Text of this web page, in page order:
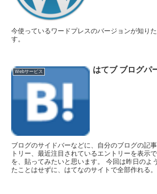
今使っているワードプレスのバージョンが知り
す。
Webサービス はてブ ブログパ
ブログのサイドバーなどに、自分のブログの記
トリー、最近注目されているエントリーを表示
を、貼ってみたいと思います。 今回は昨日のよ
たことはせずに、はてなのサイトで全部作れる